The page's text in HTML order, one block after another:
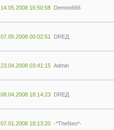
14.05.2008 16:50:58 Demon666
07.05.2008 00:02:51 DREД
23.04.2008 03:41:15 Admin
08.04.2008 18:14:23 DREД
07.01.2008 18:13:20 -*TheNeo*-